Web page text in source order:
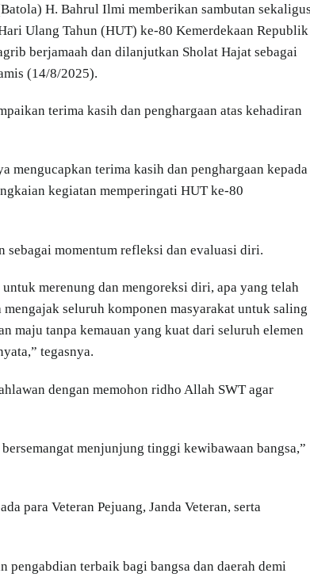
H. Bahrul Ilmi memberikan sambutan
Ulang Tahun (HUT) ke-80 Kemerdekaan Republik
berjamaah dan dilanjutkan Sholat Hajat sebagai
(14/8/2025).
terima kasih dan penghargaan atas kehadiran
mengucapkan terima kasih dan penghargaan kepada
kegiatan memperingati HUT ke-80
sebagai momentum refleksi dan evaluasi diri.
merenung dan mengoreksi diri, apa yang telah
seluruh komponen masyarakat untuk saling
maju tanpa kemauan yang kuat dari seluruh elemen
tegasnya.
dengan memohon ridho Allah SWT agar
menjunjung tinggi kewibawaan bangsa,”
para Veteran Pejuang, Janda Veteran, serta
pengabdian terbaik bagi bangsa dan daerah demi